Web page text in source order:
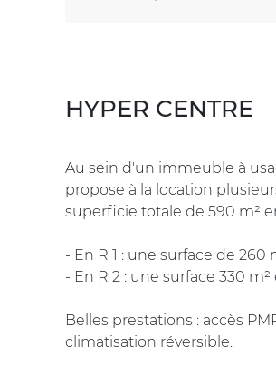
HYPER CENTRE
Au sein d'un immeuble à
propose à la location
superficie totale de 590 m²
- En R 1 : une surface de 260
- En R 2 : une surface 330
Belles prestations : accès
climatisation réversible.